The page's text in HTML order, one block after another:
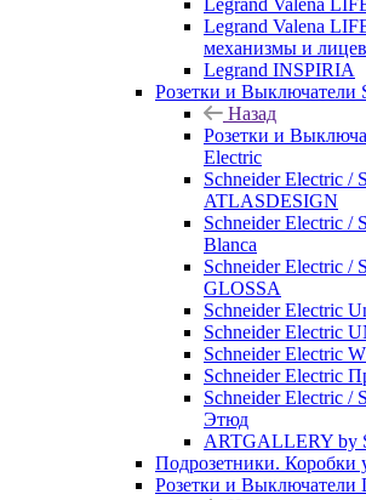
Legrand Valena
механизмы и
Legrand INSPIRIA
Розетки и Выключатели
Назад
Розетки и
Electric
Schneider Electric /
ATLASDESIGN
Schneider Electric /
Blanca
Schneider Electric /
GLOSSA
Schneider Electric
Schneider Electric
Schneider Electric
Schneider Electric
Schneider Electric /
Этюд
ARTGALLERY by
Подрозетники. Коробки
Розетки и Выключатели